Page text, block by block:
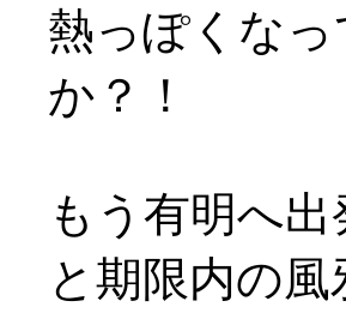
熱っぽくな
か？！
もう有明へ
と期限内の